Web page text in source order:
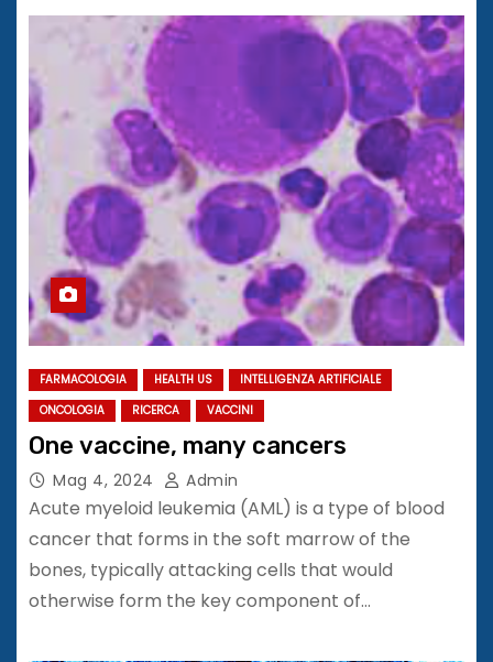
FARMACOLOGIA HEALTH US
INTELLIGENZA ARTIFICIALE
ONCOLOGIA
RICERCA VACCINI
One vaccine, many cancers
Mag 4, 2024 Admin
Acute myeloid leukemia (AML) is a type of blood
cancer that forms in the soft marrow of the
bones, typically attacking cells that would
otherwise form the key component of…